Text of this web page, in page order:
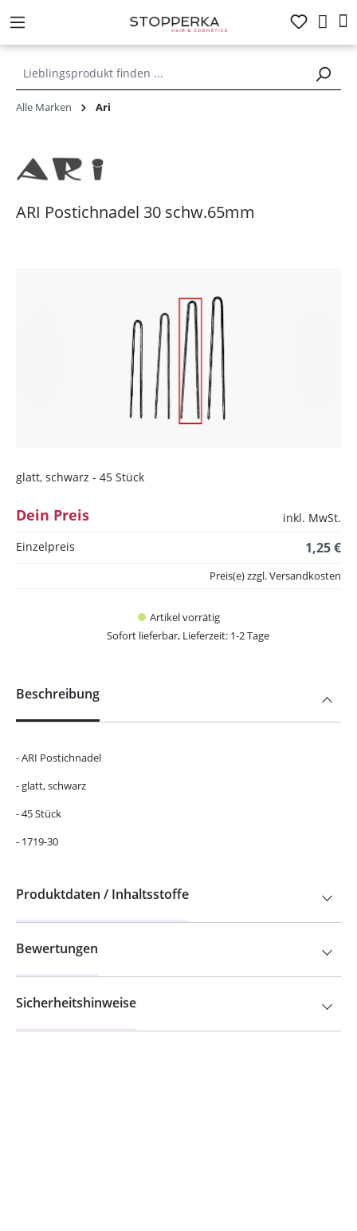
springen
Alle Marken Ari
ARI Postichnadel 30 schw.65mm
glatt, schwarz - 45 Stück
Dein Preis
inkl. MwSt.
Einzelpreis
1,25 €
Artikel vorrätig
Sofort lieferbar, Lieferzeit: 1-2 Tage
Preis(e) zzgl. Versandkosten
Beschreibung
- ARI Postichnadel
- glatt, schwarz
- 45 Stück
- 1719-30
Produktdaten / Inhaltsstoffe
Bewertungen
Sicherheitshinweise